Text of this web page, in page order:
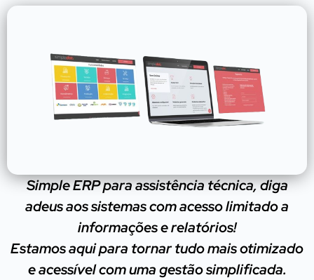
Simple ERP para assistência técnica, diga
adeus aos sistemas com acesso limitado a
informações e relatórios!
Estamos aqui para tornar tudo mais otimizado
e acessível com uma gestão simplificada.